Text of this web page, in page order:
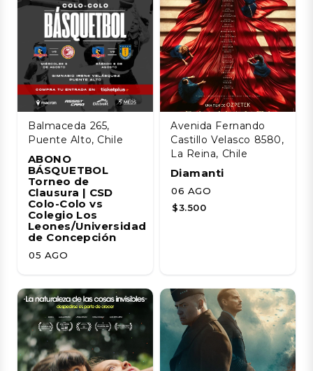
Balmaceda 265,
Puente Alto, Chile
ABONO
BÁSQUETBOL
Torneo de
Clausura | CSD
Colo-Colo vs
Colegio Los
Leones/Universidad
de Concepción
05 AGO
Avenida Fernando
Castillo Velasco 8580,
La Reina, Chile
Diamanti
06 AGO
$3.500